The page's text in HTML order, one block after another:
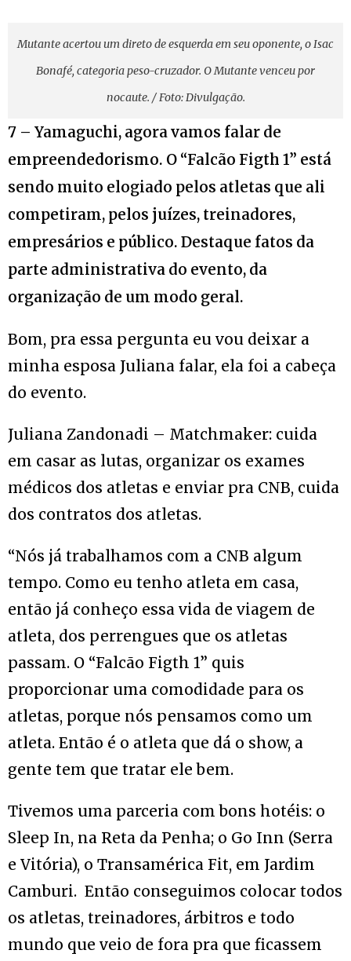
Mutante acertou um direto de esquerda em seu oponente, o Isac
Bonafé, categoria peso-cruzador. O Mutante venceu por
nocaute. / Foto: Divulgação.
7 – Yamaguchi, agora vamos falar de
empreendedorismo. O “Falcão Figth 1” está
sendo muito elogiado pelos atletas que ali
competiram, pelos juízes, treinadores,
empresários e público. Destaque fatos da
parte administrativa do evento, da
organização de um modo geral.
Bom, pra essa pergunta eu vou deixar a
minha esposa Juliana falar, ela foi a cabeça
do evento.
Juliana Zandonadi – Matchmaker: cuida
em casar as lutas, organizar os exames
médicos dos atletas e enviar pra CNB, cuida
dos contratos dos atletas.
“Nós já trabalhamos com a CNB algum
tempo. Como eu tenho atleta em casa,
então já conheço essa vida de viagem de
atleta, dos perrengues que os atletas
passam. O “Falcão Figth 1” quis
proporcionar uma comodidade para os
atletas, porque nós pensamos como um
atleta. Então é o atleta que dá o show, a
gente tem que tratar ele bem.
Tivemos uma parceria com bons hotéis: o
Sleep In, na Reta da Penha; o Go Inn (Serra
e Vitória), o Transamérica Fit, em Jardim
Camburi. Então conseguimos colocar todos
os atletas, treinadores, árbitros e todo
mundo que veio de fora pra que ficassem